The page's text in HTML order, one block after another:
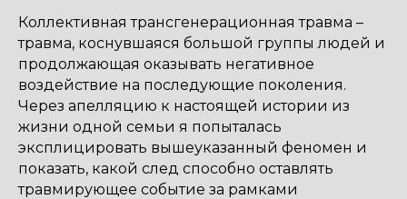
Коллективная трансгенерационная травма –
травма, коснувшаяся большой группы людей и
продолжающая оказывать негативное
воздействие на последующие поколения.
Через апелляцию к настоящей истории из
жизни одной семьи я попыталась
эксплицировать вышеуказанный феномен и
показать, какой след способно оставлять
травмирующее событие за рамками